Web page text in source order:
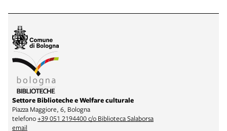
Settore Biblioteche e Welfare culturale
Piazza Maggiore, 6, Bologna
telefono+39 051 2194400 c/o Biblioteca Salaborsa
email